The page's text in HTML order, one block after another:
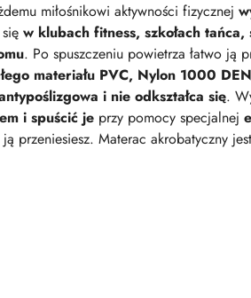
miłośnikowi aktywności fizycznej
w klubach fitness, szkołach
. Po spuszczeniu powietrza łatwo ją
materiału PVC, Nylon 1000
i nie odkształca się.
i spuścić je przy pomocy specjalnej
przeniesiesz. Materac akrobatyczny